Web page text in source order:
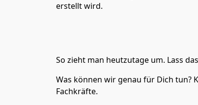
erstellt wird.
So zieht man heutzutage um. Lass
Was können wir genau für Dich tun?
Fachkräfte.